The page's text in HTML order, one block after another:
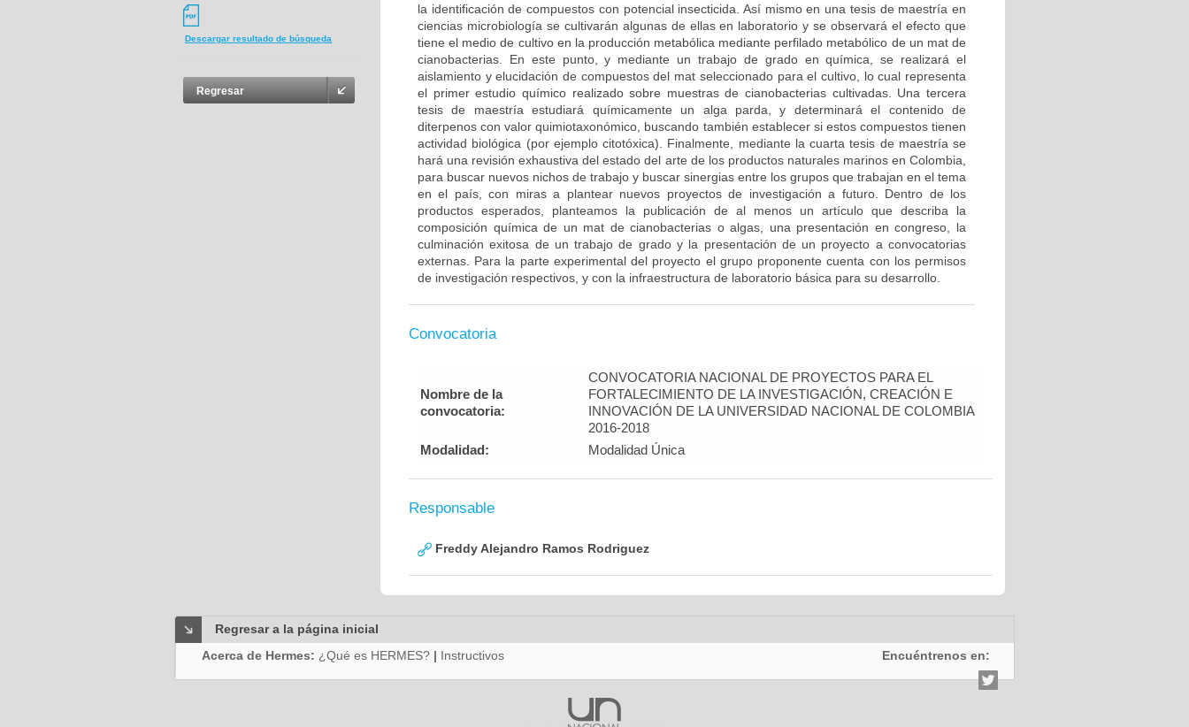
Descargar resultado de búsqueda
Regresar
la identificación de compuestos con potencial insecticida. Así mismo en una tesis de maestría en
ciencias microbiología se cultivarán algunas de ellas en laboratorio y se observará el efecto que
tiene el medio de cultivo en la producción metabólica mediante perfilado metabólico de un mat de
cianobacterias. En este punto, y mediante un trabajo de grado en química, se realizará el
aislamiento y elucidación de compuestos del mat seleccionado para el cultivo, lo cual representa
el primer estudio químico realizado sobre muestras de cianobacterias cultivadas. Una tercera
tesis de maestría estudiará químicamente un alga parda, y determinará el contenido de
diterpenos con valor quimiotaxonómico, buscando también establecer si estos compuestos tienen
actividad biológica (por ejemplo citotóxica). Finalmente, mediante la cuarta tesis de maestría se
hará una revisión exhaustiva del estado del arte de los productos naturales marinos en Colombia,
para buscar nuevos nichos de trabajo y buscar sinergias entre los grupos que trabajan en el tema
en el país, con miras a plantear nuevos proyectos de investigación a futuro. Dentro de los
productos esperados, planteamos la publicación de al menos un artículo que describa la
composición química de un mat de cianobacterias o algas, una presentación en congreso, la
culminación exitosa de un trabajo de grado y la presentación de un proyecto a convocatorias
externas. Para la parte experimental del proyecto el grupo proponente cuenta con los permisos
de investigación respectivos, y con la infraestructura de laboratorio básica para su desarrollo.
Convocatoria
Nombre de la
convocatoria:
CONVOCATORIA NACIONAL DE PROYECTOS PARA EL
FORTALECIMIENTO DE LA INVESTIGACIÓN, CREACIÓN E
INNOVACIÓN DE LA UNIVERSIDAD NACIONAL DE COLOMBIA
2016-2018
Modalidad:
Modalidad Única
Responsable
Freddy Alejandro Ramos Rodriguez
Regresar a la página inicial
Acerca de Hermes: ¿Qué es HERMES? | Instructivos Encuéntrenos en: